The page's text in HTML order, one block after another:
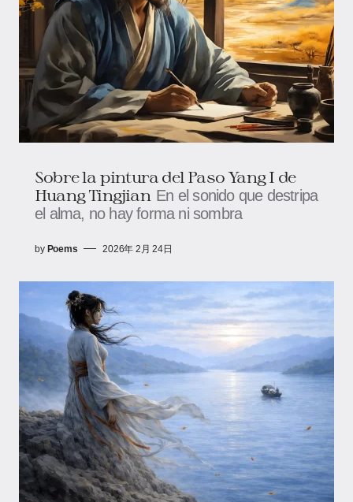
Sobre la pintura del Paso Yang I de
Huang Tingjian En el sonido que destripa
el alma, no hay forma ni sombra
by Poems 2026年 2月 24日